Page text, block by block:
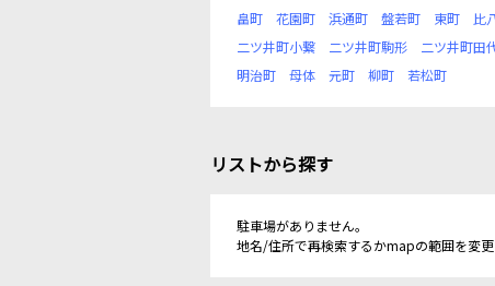
畠町
花園町 浜通町 盤若町 東町 比
二ツ井町小繋
二ツ井町駒形 二ツ井町田
明治町
母体 元町 柳町 若松町
リストから探す
駐車場がありません。
地名/住所で再検索するかmapの範囲を変更